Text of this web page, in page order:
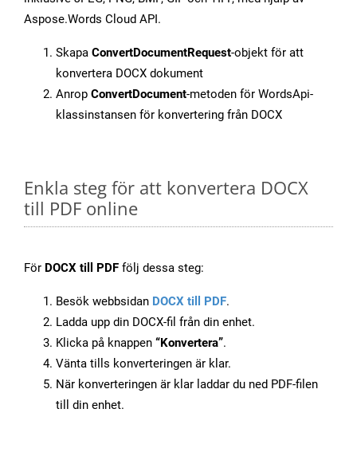
Aspose.Words Cloud API.
Skapa ConvertDocumentRequest-objekt för att
konvertera DOCX dokument
Anrop ConvertDocument-metoden för WordsApi-
klassinstansen för konvertering från DOCX
Enkla steg för att konvertera DOCX
till PDF online
För DOCX till PDF följ dessa steg:
Besök webbsidan DOCX till PDF.
Ladda upp din DOCX-fil från din enhet.
Klicka på knappen “Konvertera”.
Vänta tills konverteringen är klar.
När konverteringen är klar laddar du ned PDF-filen
till din enhet.